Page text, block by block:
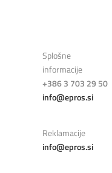
Splošne
informacije
+386 3 703 29 50
info@epros.si
Reklamacije
info@epros.si